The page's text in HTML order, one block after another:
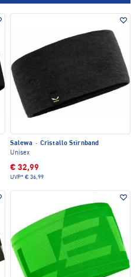
Salewa · Cristallo Stirnband
Unisex
€ 32,99
UVP* € 36,99